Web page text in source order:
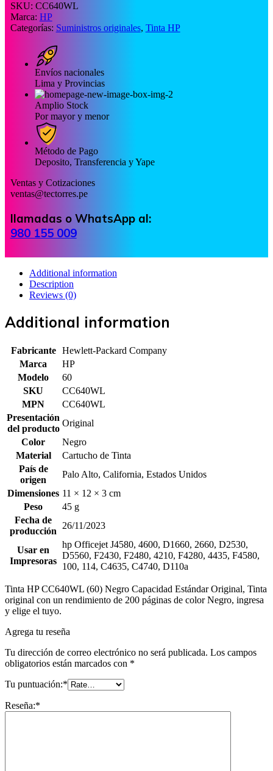
SKU: CC640WL
Marca: HP
Categorías: Suministros originales, Tinta HP
Envíos nacionales
Lima y Provincias
Amplio Stock
Por mayor y menor
Método de Pago
Deposito, Transferencia y Yape
Ventas y Cotizaciones
ventas@tectorres.pe
llamadas o WhatsApp al:
980 155 009
Additional information
Description
Reviews (0)
Additional information
Fabricante
Hewlett-Packard Company
Marca
HP
Modelo
60
SKU
CC640WL
MPN
CC640WL
Presentación
del producto
Original
Color
Negro
Material
Cartucho de Tinta
País de
origen
Palo Alto, California, Estados Unidos
Dimensiones 11 × 12 × 3 cm
Peso
45 g
Fecha de
producción
26/11/2023
Usar en
Impresoras
hp Officejet J4580, 4600, D1660, 2660, D2530,
D5560, F2430, F2480, 4210, F4280, 4435, F4580,
100, 114, C4635, C4740, D110a
Tinta HP CC640WL (60) Negro Capacidad Estándar Original, Tinta
original con un rendimiento de 200 páginas de color Negro, ingresa
y elige el tuyo.
Agrega tu reseña
Tu dirección de correo electrónico no será publicada. Los campos
obligatorios están marcados con *
Tu puntuación:*
Reseña:*